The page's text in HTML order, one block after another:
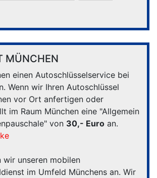
MÜNCHEN
einen Autoschlüsselservice bei
Wenn wir Ihren Autoschlüssel
vor Ort anfertigen oder
im Raum München eine "Allgemein
von 30,- Euro an.
wir unseren mobilen
im Umfeld Münchens an. Wir